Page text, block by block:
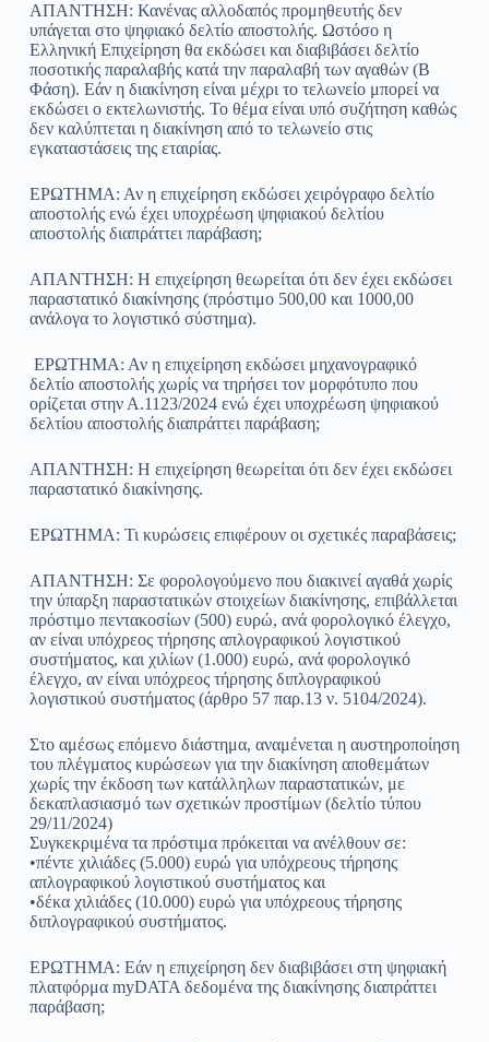
ΑΠΑΝΤΗΣΗ: Κανένας αλλοδαπός προμηθευτής δεν
υπάγεται στο ψηφιακό δελτίο αποστολής. Ωστόσο η
Ελληνική Επιχείρηση θα εκδώσει και διαβιβάσει δελτίο
ποσοτικής παραλαβής κατά την παραλαβή των αγαθών (Β
Φάση). Εάν η διακίνηση είναι μέχρι το τελωνείο μπορεί να
εκδώσει ο εκτελωνιστής. Το θέμα είναι υπό συζήτηση καθώς
δεν καλύπτεται η διακίνηση από το τελωνείο στις
εγκαταστάσεις της εταιρίας.
ΕΡΩΤΗΜΑ: Αν η επιχείρηση εκδώσει χειρόγραφο δελτίο
αποστολής ενώ έχει υποχρέωση ψηφιακού δελτίου
αποστολής διαπράττει παράβαση;
ΑΠΑΝΤΗΣΗ: Η επιχείρηση θεωρείται ότι δεν έχει εκδώσει
παραστατικό διακίνησης (πρόστιμο 500,00 και 1000,00
ανάλογα το λογιστικό σύστημα).
ΕΡΩΤΗΜΑ: Αν η επιχείρηση εκδώσει μηχανογραφικό
δελτίο αποστολής χωρίς να τηρήσει τον μορφότυπο που
ορίζεται στην Α.1123/2024 ενώ έχει υποχρέωση ψηφιακού
δελτίου αποστολής διαπράττει παράβαση;
ΑΠΑΝΤΗΣΗ: Η επιχείρηση θεωρείται ότι δεν έχει εκδώσει
παραστατικό διακίνησης.
ΕΡΩΤΗΜΑ: Τι κυρώσεις επιφέρουν οι σχετικές παραβάσεις;
ΑΠΑΝΤΗΣΗ: Σε φορολογούμενο που διακινεί αγαθά χωρίς
την ύπαρξη παραστατικών στοιχείων διακίνησης, επιβάλλεται
πρόστιμο πεντακοσίων (500) ευρώ, ανά φορολογικό έλεγχο,
αν είναι υπόχρεος τήρησης απλογραφικού λογιστικού
συστήματος, και χιλίων (1.000) ευρώ, ανά φορολογικό
έλεγχο, αν είναι υπόχρεος τήρησης διπλογραφικού
λογιστικού συστήματος (άρθρο 57 παρ.13 ν. 5104/2024).
Στο αμέσως επόμενο διάστημα, αναμένεται η αυστηροποίηση
του πλέγματος κυρώσεων για την διακίνηση αποθεμάτων
χωρίς την έκδοση των κατάλληλων παραστατικών, με
δεκαπλασιασμό των σχετικών προστίμων (δελτίο τύπου
29/11/2024)
Συγκεκριμένα τα πρόστιμα πρόκειται να ανέλθουν σε:
•πέντε χιλιάδες (5.000) ευρώ για υπόχρεους τήρησης
απλογραφικού λογιστικού συστήματος και
•δέκα χιλιάδες (10.000) ευρώ για υπόχρεους τήρησης
διπλογραφικού συστήματος.
ΕΡΩΤΗΜΑ: Εάν η επιχείρηση δεν διαβιβάσει στη ψηφιακή
πλατφόρμα myDATA δεδομένα της διακίνησης διαπράττει
παράβαση;